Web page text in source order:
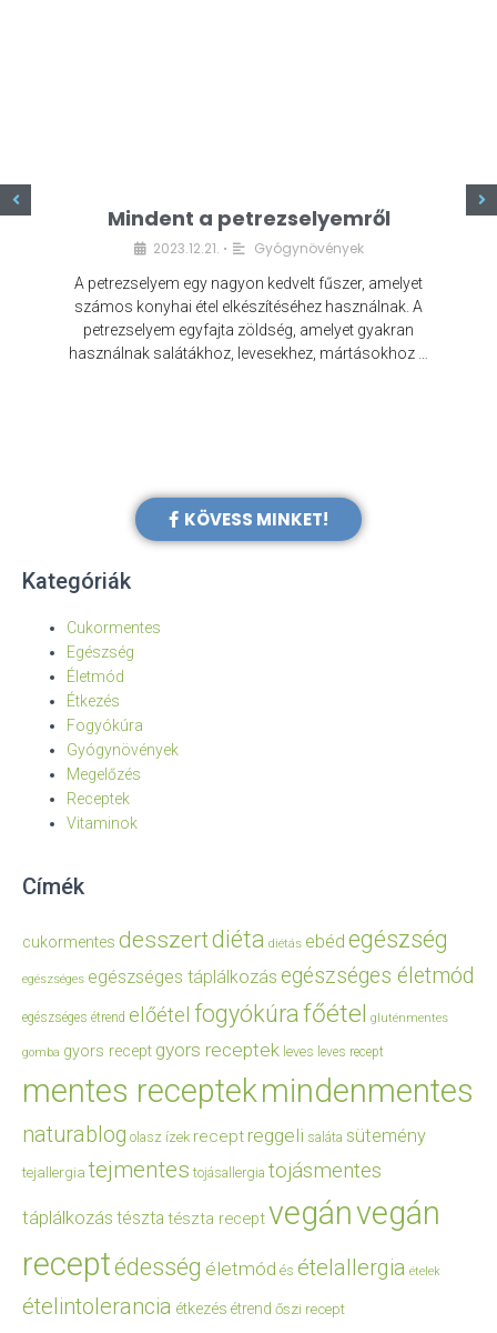
Mindent a petrezselyemről
2023.12.21. • Gyógynövények
A petrezselyem egy nagyon kedvelt fűszer, amelyet
számos konyhai étel elkészítéséhez használnak. A
petrezselyem egyfajta zöldség, amelyet gyakran
használnak salátákhoz, levesekhez, mártásokhoz …
KÖVESS MINKET!
Kategóriák
Cukormentes
Egészség
Életmód
Étkezés
Fogyókúra
Gyógynövények
Megelőzés
Receptek
Vitaminok
Címék
cukormentes desszertdiéta diétás ebéd egészség
egészséges egészséges táplálkozás egészséges életmód
egészséges étrend előétel fogyókúrafőétel gluténmentes
gomba gyors recept gyors receptek leves leves recept
mentes receptekmindenmentes
naturablog olasz ízek recept reggeli saláta sütemény
tejallergia tejmentes tojásallergia tojásmentes
táplálkozás tészta tészta receptvegánvegán
receptédesség életmód és ételallergia ételek
ételintolerancia étkezés étrend őszi recept